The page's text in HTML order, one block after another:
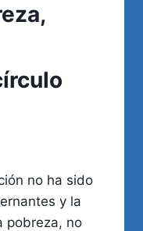
no ha sido
y la
pobreza, no